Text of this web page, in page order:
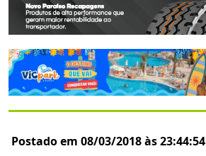
Postado em 08/03/2018 às 23:44:54